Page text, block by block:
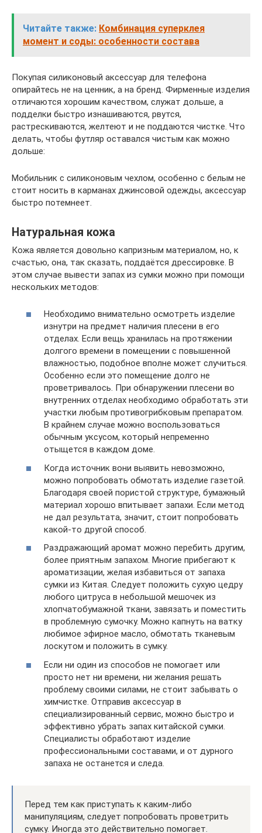
Читайте также: Комбинация суперклея
момент и соды: особенности состава
Покупая силиконовый аксессуар для телефона
опирайтесь не на ценник, а на бренд. Фирменные изделия
отличаются хорошим качеством, служат дольше, а
подделки быстро изнашиваются, рвутся,
растрескиваются, желтеют и не поддаются чистке. Что
делать, чтобы футляр оставался чистым как можно
дольше:
Мобильник с силиконовым чехлом, особенно с белым не
стоит носить в карманах джинсовой одежды, аксессуар
быстро потемнеет.
Натуральная кожа
Кожа является довольно капризным материалом, но, к
счастью, она, так сказать, поддаётся дрессировке. В
этом случае вывести запах из сумки можно при помощи
нескольких методов:
Необходимо внимательно осмотреть изделие
изнутри на предмет наличия плесени в его
отделах. Если вещь хранилась на протяжении
долгого времени в помещении с повышенной
влажностью, подобное вполне может случиться.
Особенно если это помещение долго не
проветривалось. При обнаружении плесени во
внутренних отделах необходимо обработать эти
участки любым противогрибковым препаратом.
В крайнем случае можно воспользоваться
обычным уксусом, который непременно
отыщется в каждом доме.
Когда источник вони выявить невозможно,
можно попробовать обмотать изделие газетой.
Благодаря своей пористой структуре, бумажный
материал хорошо впитывает запахи. Если метод
не дал результата, значит, стоит попробовать
какой-то другой способ.
Раздражающий аромат можно перебить другим,
более приятным запахом. Многие прибегают к
ароматизации, желая избавиться от запаха
сумки из Китая. Следует положить сухую цедру
любого цитруса в небольшой мешочек из
хлопчатобумажной ткани, завязать и поместить
в проблемную сумочку. Можно капнуть на ватку
любимое эфирное масло, обмотать тканевым
лоскутом и положить в сумку.
Если ни один из способов не помогает или
просто нет ни времени, ни желания решать
проблему своими силами, не стоит забывать о
химчистке. Отправив аксессуар в
специализированный сервис, можно быстро и
эффективно убрать запах китайской сумки.
Специалисты обработают изделие
профессиональными составами, и от дурного
запаха не останется и следа.
Перед тем как приступать к каким-либо
манипуляциям, следует попробовать проветрить
сумку. Иногда это действительно помогает.